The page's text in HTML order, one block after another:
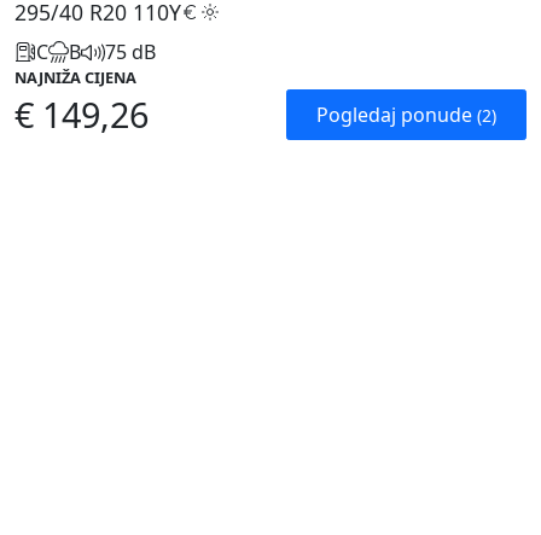
295/40 R20 110Y
C B 75 dB
NAJNIŽA CIJENA
€ 149,26 Pogledaj ponude (2)